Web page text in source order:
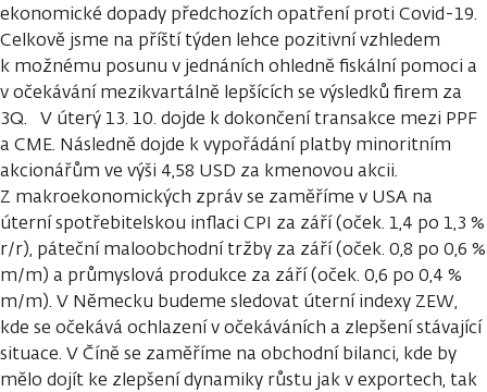
ekonomické dopady předchozích opatření proti Covid-19.
Celkově jsme na příští týden lehce pozitivní vzhledem
k možnému posunu v jednáních ohledně fiskální pomoci a
v očekávání mezikvartálně lepšících se výsledků firem za
3Q. V úterý 13. 10. dojde k dokončení transakce mezi PPF
a CME. Následně dojde k vypořádání platby minoritním
akcionářům ve výši 4,58 USD za kmenovou akcii.
Z makroekonomických zpráv se zaměříme v USA na
úterní spotřebitelskou inflaci CPI za září (oček. 1,4 po 1,3 %
r/r), páteční maloobchodní tržby za září (oček. 0,8 po 0,6 %
m/m) a průmyslová produkce za září (oček. 0,6 po 0,4 %
m/m). V Německu budeme sledovat úterní indexy ZEW,
kde se očekává ochlazení v očekáváních a zlepšení stávající
situace. V Číně se zaměříme na obchodní bilanci, kde by
mělo dojít ke zlepšení dynamiky růstu jak v exportech, tak